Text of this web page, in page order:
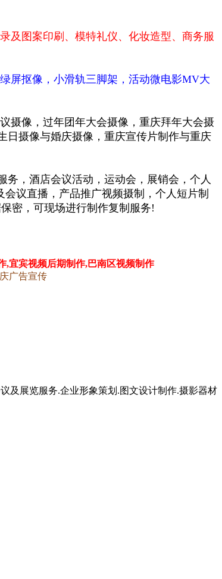
及图案印刷、模特礼仪、化妆造型、商务服
屏抠像，小滑轨三脚架，活动微电影MV大
摄像，过年团年大会摄像，重庆拜年大会摄
日摄像与婚庆摄像，重庆宣传片制作与重庆
务， 酒店会议活动，运动会，展销会，个人
会议直播，产品推广视频摄制， 个人短片制
密，可现场进行制作复制服务!
,宜宾视频后期制作,巴南区视频制作
广告宣传
及展览服务.企业形象策划.图文设计制作.摄影器材